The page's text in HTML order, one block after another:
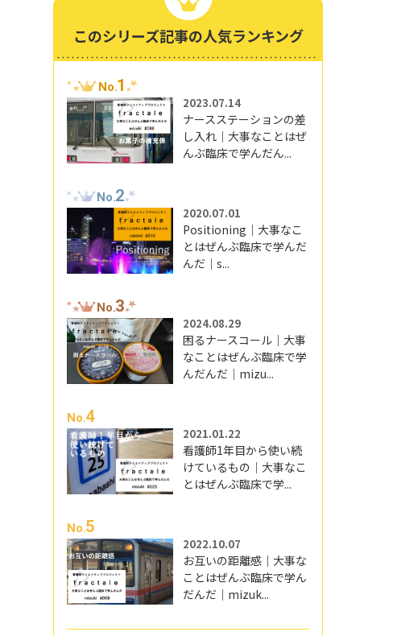
このシリーズ記事の人気ランキング
No.1
2023.07.14
ナースステーションの差
し入れ｜大事なことはぜ
んぶ臨床で学んだん...
No.2
2020.07.01
Positioning｜大事なこ
とはぜんぶ臨床で学んだ
んだ｜s...
No.3
2024.08.29
困るナースコール｜大事
なことはぜんぶ臨床で学
んだんだ｜mizu...
No.4
2021.01.22
看護師1年目から使い続
けているもの｜大事なこ
とはぜんぶ臨床で学...
No.5
2022.10.07
お互いの距離感｜大事な
ことはぜんぶ臨床で学ん
だんだ｜mizuk...